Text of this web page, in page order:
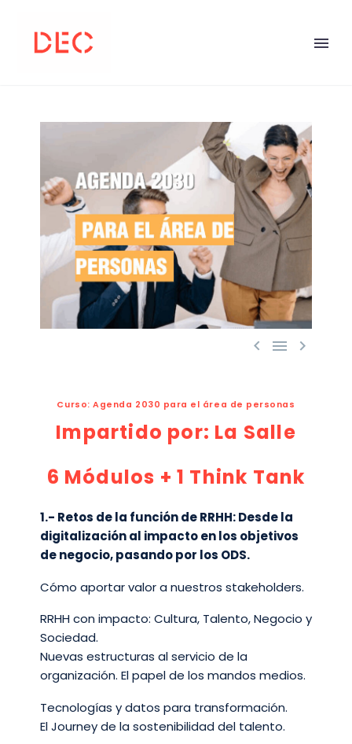
  
Curso: Agenda 2030 para el área de personas
Impartido por: La Salle
6 Módulos + 1 Think Tank
1.- Retos de la función de RRHH: Desde la
digitalización al impacto en los objetivos
de negocio, pasando por los ODS.​
Cómo aportar valor a nuestros stakeholders.
RRHH con impacto: Cultura, Talento, Negocio y
Sociedad.​
Nuevas estructuras al servicio de la
organización. El papel de los mandos medios.​
Tecnologías y datos para transformación.​
El Journey de la sostenibilidad del talento.